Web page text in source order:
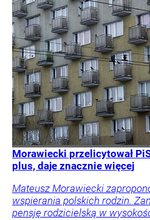
Morawiecki przelicytował
plus, daje znacznie więcej
Mateusz Morawiecki
wspierania polskich rodzin.
pensję rodzicielską w